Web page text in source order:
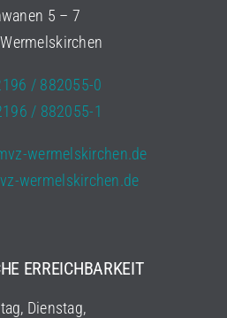
5 – 7
/ 882055-0
/ 882055-1
wermelskirchen.de
wermelskirchen.de
ERREICHBARKEIT
Dienstag,